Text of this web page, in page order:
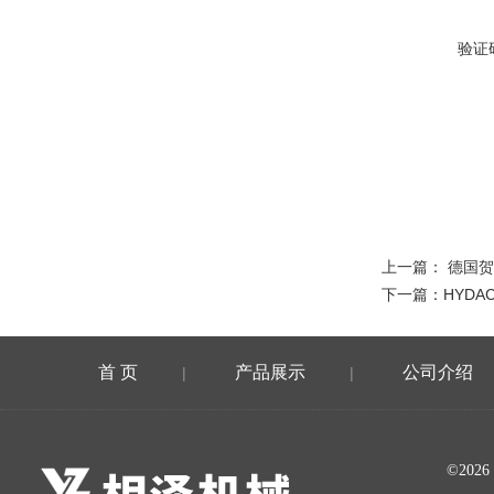
验证
上一篇： 德国
下一篇：
首 页 | 产品展示 | 公司介绍